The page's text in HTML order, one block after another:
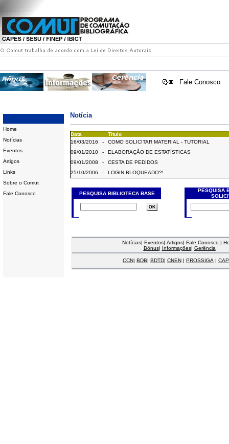
Fale Conosco
Home
Notícias
Eventos
Artigos
Links
Sobre o Comut
Fale Conosco
Notícia
Data
Título
16/03/2016
-
COMO SOLICITAR MATERIAL - TUTORIAL
09/01/2010
-
ELABORAÇÃO DE ESTATÍSTICAS
09/01/2008
-
CESTA DE PEDIDOS
25/10/2006
- LOGIN BLOQUEADO?!
PESQUISA BIBLIOTECA BASE
PESQUISA
Notícias| Eventos| Artigos| Fale Conosco |
Bônus| Informações| Gerência
CCN| BDB| BDTD| CNEN | PROSSIGA |